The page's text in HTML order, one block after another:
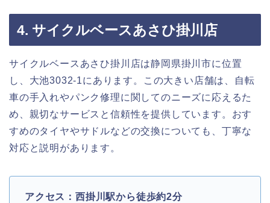
4. サイクルベースあさひ掛川店
サイクルベースあさひ掛川店は静岡県掛川市に位置
し、大池3032-1にあります。この大きい店舗は、自転
車の手入れやパンク修理に関してのニーズに応えるた
め、親切なサービスと信頼性を提供しています。おす
すめのタイヤやサドルなどの交換についても、丁寧な
対応と説明があります。
アクセス：西掛川駅から徒歩約2分